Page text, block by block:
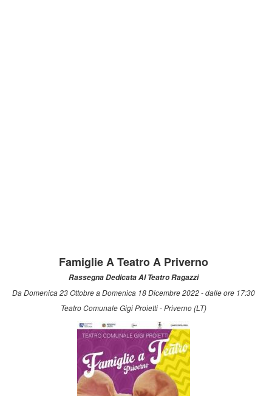
Famiglie A Teatro A Priverno
Rassegna Dedicata Al Teatro Ragazzi
Da Domenica 23 Ottobre a Domenica 18 Dicembre 2022 - dalle ore 17:30
Teatro Comunale Gigi Proietti - Priverno (LT)